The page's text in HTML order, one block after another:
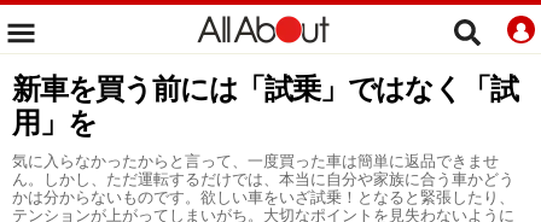
新車を買う前には「試乗」ではなく「試
用」を
気に入らなかったからと言って、一度買った車は簡単に返品できませ
ん。しかし、ただ運転するだけでは、本当に自分や家族に合う車かどう
かは分からないものです。欲しい車をいざ試乗！となると緊張したり、
テンションが上がってしまいがち。大切なポイントを見失わないように